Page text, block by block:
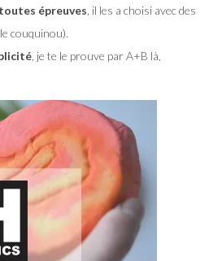
épreuves , il les a choisi avec des
couquinou).
, je te le prouve par A+B là,